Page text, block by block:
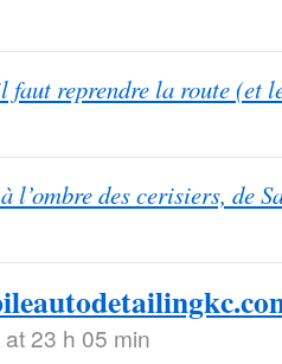
faut reprendre la route (et
l’ombre des cerisiers, de
23 h 05 min